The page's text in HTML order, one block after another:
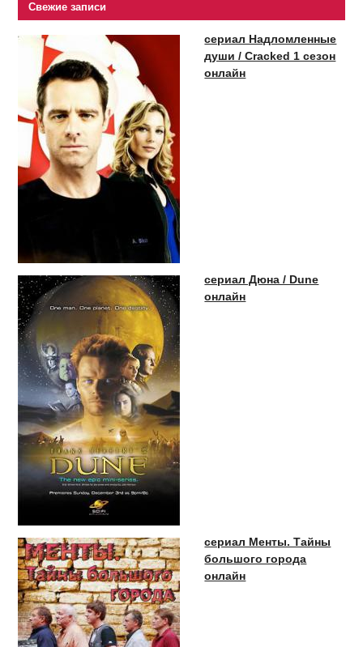
Свежие записи
сериал Надломленные
души / Cracked 1 сезон
онлайн
сериал Дюна / Dune
онлайн
сериал Менты. Тайны
большого города
онлайн